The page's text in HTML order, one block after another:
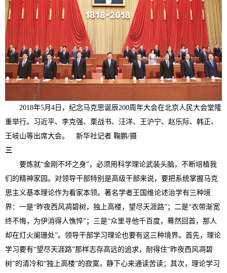
2018年5月4日，纪念马克思诞辰200周年大会在北京人民大会堂隆
重举行。习近平、李克强、栗战书、汪洋、王沪宁、赵乐际、韩正、
王岐山等出席大会。 新华社记者 鞠鹏/摄
三
要炼就“金刚不坏之身”，必须用科学理论武装头脑，不断培植我
们的精神家园。对领导干部特别是高级干部来说，要把系统掌握马克
思主义基本理论作为看家本领。著名学者王国维论述治学有三种境
界：一是“昨夜西风凋碧树，独上高楼，望尽天涯路”；二是“衣带渐宽
终不悔，为伊消得人憔悴”；三是“众里寻他千百度，蓦然回首，那人
却在灯火阑珊处”。领导干部学习理论也要有这三种境界。首先，理论
学习要有“望尽天涯路”那样志存高远的追求，耐得住“昨夜西风凋碧
树”的清冷和“独上高楼”的寂寞，静下心来通读苦读；其次，理论学习